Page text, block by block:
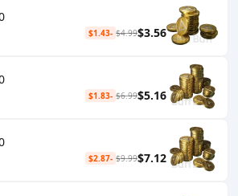
$3.56
$4.99
-$1.43
$5.16
$6.99
-$1.83
$7.12
$9.99
-$2.87